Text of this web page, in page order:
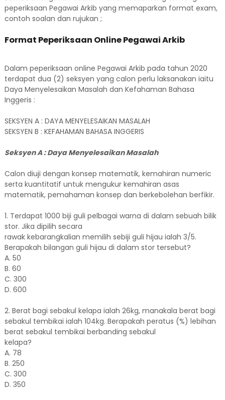
peperiksaan Pegawai Arkib yang memaparkan format exam,
contoh soalan dan rujukan ;
Format Peperiksaan Online Pegawai Arkib
Dalam peperiksaan online Pegawai Arkib pada tahun 2020
terdapat dua (2) seksyen yang calon perlu laksanakan iaitu
Daya Menyelesaikan Masalah dan Kefahaman Bahasa
Inggeris :
SEKSYEN A : DAYA MENYELESAIKAN MASALAH
SEKSYEN B : KEFAHAMAN BAHASA INGGERIS
Seksyen A : Daya Menyelesaikan Masalah
Calon diuji dengan konsep matematik, kemahiran numeric
serta kuantitatif untuk mengukur kemahiran asas
matematik, pemahaman konsep dan berkebolehan berfikir.
1. Terdapat 1000 biji guli pelbagai warna di dalam sebuah bilik
stor. Jika dipilih secara
rawak kebarangkalian memilih sebiji guli hijau ialah 3/5.
Berapakah bilangan guli hijau di dalam stor tersebut?
A. 50
B. 60
C. 300
D. 600
2. Berat bagi sebakul kelapa ialah 26kg, manakala berat bagi
sebakul tembikai ialah 104kg. Berapakah peratus (%) lebihan
berat sebakul tembikai berbanding sebakul
kelapa?
A. 78
B. 250
C. 300
D. 350